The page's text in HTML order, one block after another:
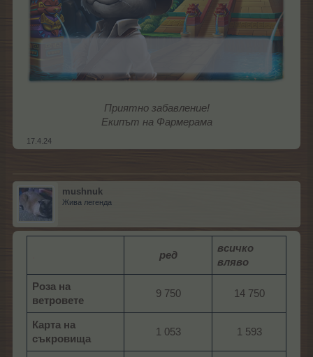
Приятно забавление!
Екипът на Фармерама
17.4.24
mushnuk
Жива легенда
ред
всичко
вляво
Роза на
ветровете
9 750​ 14 750​
Карта на
съкровища
1 053​ 1 593​